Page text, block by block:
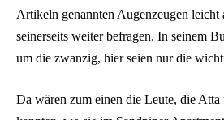
Artikeln genannten Augenzeugen leicht
seinerseits weiter befragen. In seinem
um die zwanzig, hier seien nur die
Da wären zum einen die Leute, die